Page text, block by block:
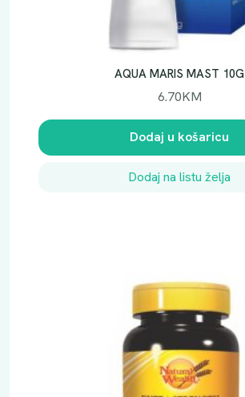
AQUA MARIS MAST 10G
6.70KM
Dodaj u košaricu
Dodaj na listu želja